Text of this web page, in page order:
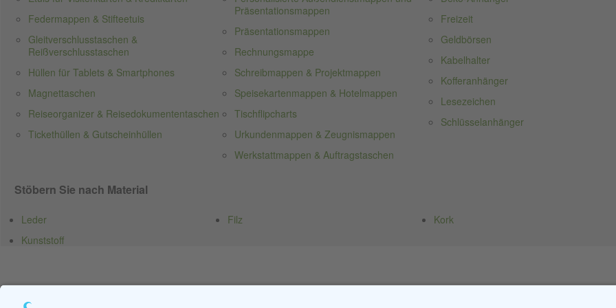
Federmappen & Stifteetuis
Gleitverschlusstaschen &
Reißverschlusstaschen
Hüllen für Tablets & Smartphones
Magnettaschen
Reiseorganizer & Reisedokumententaschen
Tickethüllen & Gutscheinhüllen
Präsentationsmappen
Präsentationsmappen
Rechnungsmappe
Schreibmappen & Projektmappen
Speisekartenmappen & Hotelmappen
Tischflipcharts
Urkundenmappen & Zeugnismappen
Werkstattmappen & Auftragstaschen
Freizeit
Geldbörsen
Kabelhalter
Kofferanhänger
Lesezeichen
Schlüsselanhänger
Stöbern Sie nach Material
Leder Filz Kork
Kunststoff